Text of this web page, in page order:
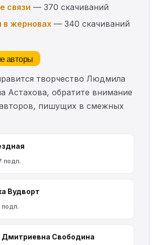
связи — 370 скачиваний
в жерновах — 340 скачиваний
авторы
творчество Людмила
Астахова, обратите внимание
пишущих в смежных
подп.
Вудворт
подп.
Дмитриевна Свободина